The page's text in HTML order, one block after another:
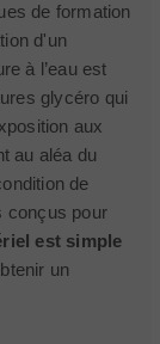
de formation
d'un
à l’eau est
glycéro qui
aux
au aléa du
de
conçus pour
est simple
un